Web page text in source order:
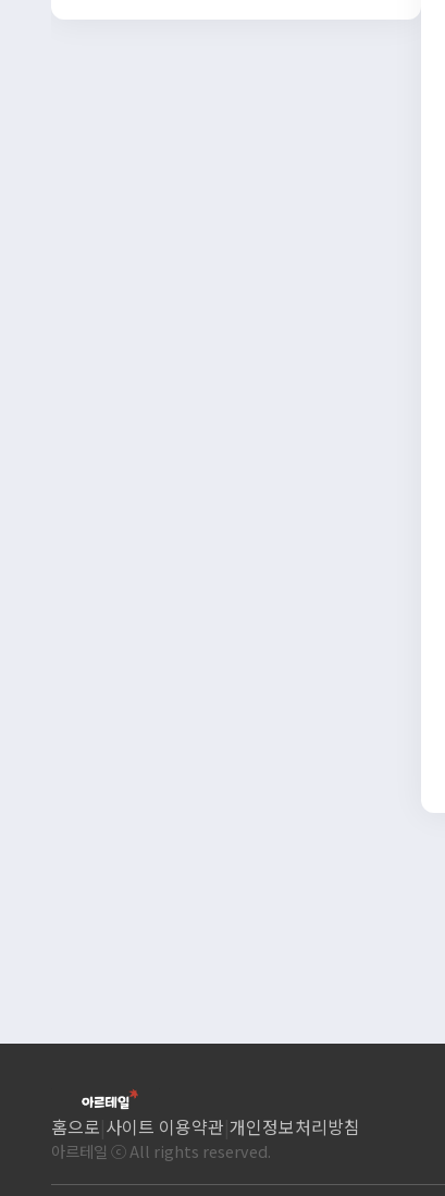
홈으로 사이트 이용약관 개인정보처리방침
아르테일 ⓒ All rights reserved.